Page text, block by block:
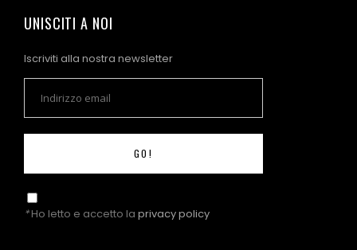
UNISCITI A NOI
Iscriviti alla nostra newsletter
GO!
*Ho letto e accetto la privacy policy